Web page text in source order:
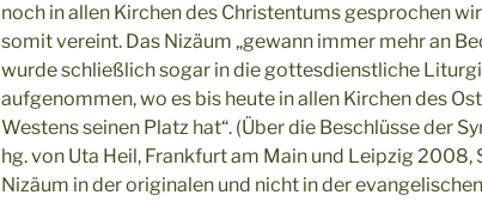
noch in allen Kirchen des Christentums gesprochen
somit vereint. Das Nizäum „gewann immer mehr an
wurde schließlich sogar in die gottesdienstliche
aufgenommen, wo es bis heute in allen Kirchen des
Westens seinen Platz hat“. (Über die Beschlüsse der
hg. von Uta Heil, Frankfurt am Main und Leipzig 2008,
Nizäum in der originalen und nicht in der